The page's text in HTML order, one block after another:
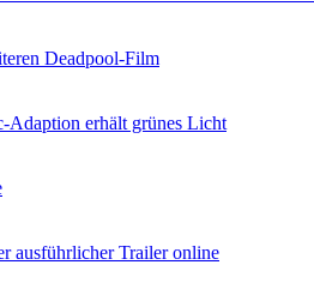
Deadpool-Film
erhält grünes Licht
ausführlicher Trailer online